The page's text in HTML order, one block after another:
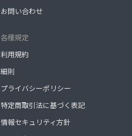
お問い合わせ
各種規定
利用規約
細則
プライバシーポリシー
特定商取引法に基づく表記
情報セキュリティ方針